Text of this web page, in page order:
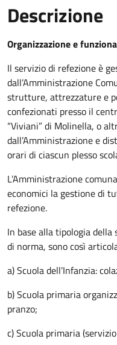
Descrizione
Organizzazione e
Il servizio di refezione è
dall’Amministrazione
strutture, attrezzature e
confezionati presso il
“Viviani” di Molinella, o
dall’Amministrazione e
orari di ciascun plesso
L’Amministrazione
economici la gestione di
refezione.
In base alla tipologia
di norma, sono così
a) Scuola dell’Infanzia:
b) Scuola primaria
pranzo;
c) Scuola primaria